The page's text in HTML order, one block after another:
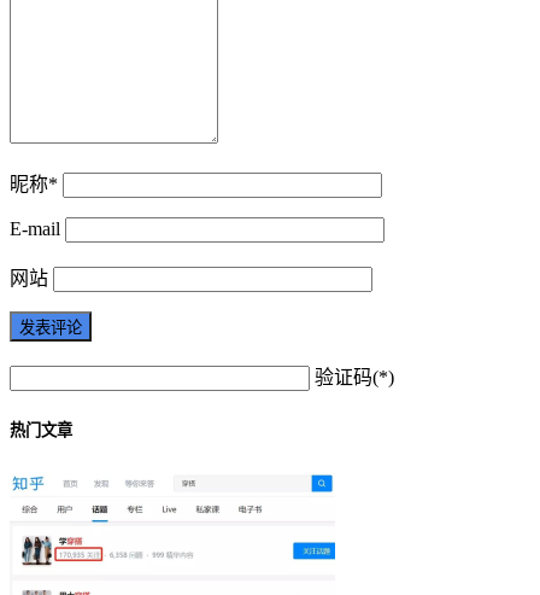
昵称*
E-mail
网站
验证码(*)
热门文章